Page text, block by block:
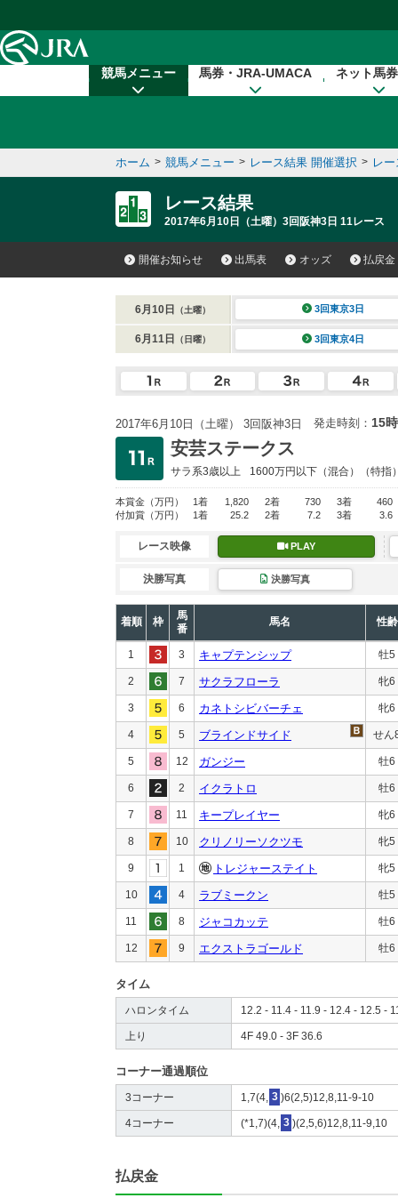
競馬メニュー 馬券・JRA-UMACA ネット馬
ホーム > 競馬メニュー > レース結果 開催選択 > レ
レース結果
2017年6月10日（土曜）3回阪神3日 11レース
開催お知らせ 出馬表 オッズ 払戻金
6月10日 （土曜） 3回東京3日
6月11日 （日曜） 3回東京4日
2017年6月10日（土曜） 3回阪神3日 発走時刻： 15
安芸ステークス
サラ系3歳以上 1600万円以下 （混合）（特指
本賞金 （万円） 1着 1,820 2着 730 3着
460
付加賞 （万円） 1着 25.2 2着 7.2 3着 3.6
レース映像 PLAY
決勝写真 決勝写真
着順 枠
馬
番
馬名 性齢
1 3 キャプテンシップ 牡5
2 7 サクラフローラ 牝6
3 6 カネトシビバーチェ 牝6
4 5 ブラインドサイド せん
5 12 ガンジー 牡6
6 2 イクラトロ 牡6
7 11 キープレイヤー 牝6
8 10 クリノリーソクツモ 牝5
9 1 トレジャーステイト 牝5
10 4 ラブミークン 牡5
11 8 ジャコカッテ 牡6
12 9 エクストラゴールド 牡6
タイム
ハロンタイム 12.2 - 11.4 - 11.9 - 12.4 - 12.5 -
上り 4F 49.0 - 3F 36.6
コーナー通過順位
3コーナー 1,7(4, 3 )6(2,5)12,8,11-9-10
4コーナー (*1,7)(4, 3 )(2,5,6)12,8,11-9,10
払戻金